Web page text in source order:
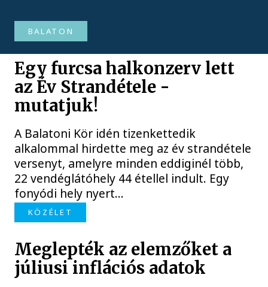
BALATON
Egy furcsa halkonzerv lett
az Év Strandétele -
mutatjuk!
A Balatoni Kör idén tizenkettedik
alkalommal hirdette meg az év strandétele
versenyt, amelyre minden eddiginél több,
22 vendéglátóhely 44 étellel indult. Egy
fonyódi hely nyert...
KÖZÉLET
Meglepték az elemzőket a
júliusi inflációs adatok